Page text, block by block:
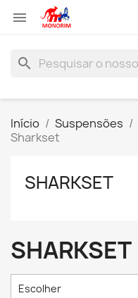

search
Início Suspensões
Sharkset
SHARKSET
SHARKSET
Escolher